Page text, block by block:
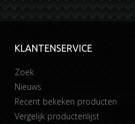
KLANTENSERVICE
Zoek
Nieuws
Recent bekeken producten
Vergelijk productenlijst